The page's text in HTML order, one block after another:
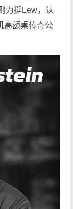
力挺Lew，认
高额桌传奇公